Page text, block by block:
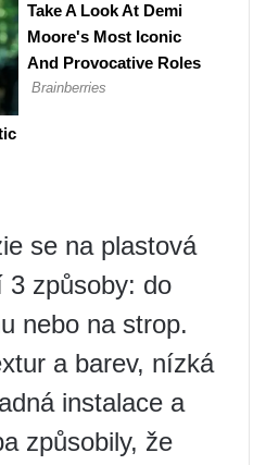
se na plastová
3 způsoby: do
nebo na strop.
a barev, nízká
instalace a
způsobily, že